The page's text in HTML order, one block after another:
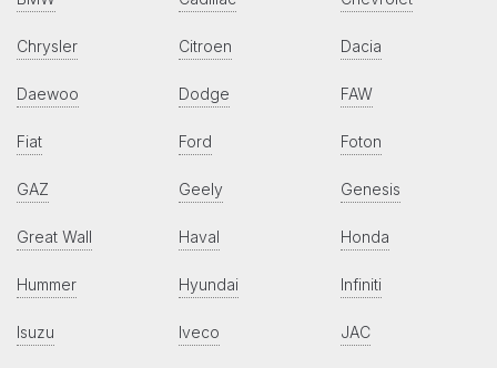
Chrysler Citroen Dacia
Daewoo Dodge FAW
Fiat Ford Foton
GAZ Geely Genesis
Great Wall Haval Honda
Hummer Hyundai Infiniti
Isuzu Iveco JAC